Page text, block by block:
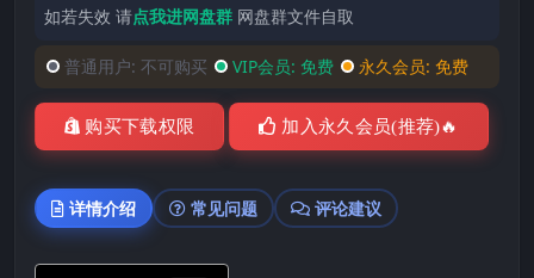
如若失效 请点我进网盘群 网盘群文件自取
普通用户: 不可购买 VIP会员: 免费 永久会员: 免费
购买下载权限 加入永久会员(推荐)🔥
详情介绍 常见问题 评论建议